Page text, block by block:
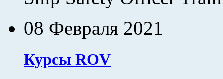
08 Февраля 2021
Курсы ROV